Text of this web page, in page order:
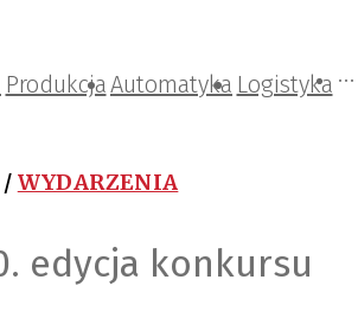
ProdukcjaAutomatyka Logistyka
i konstrukcje
i IT
/ WYDARZENIA
edycja konkursu